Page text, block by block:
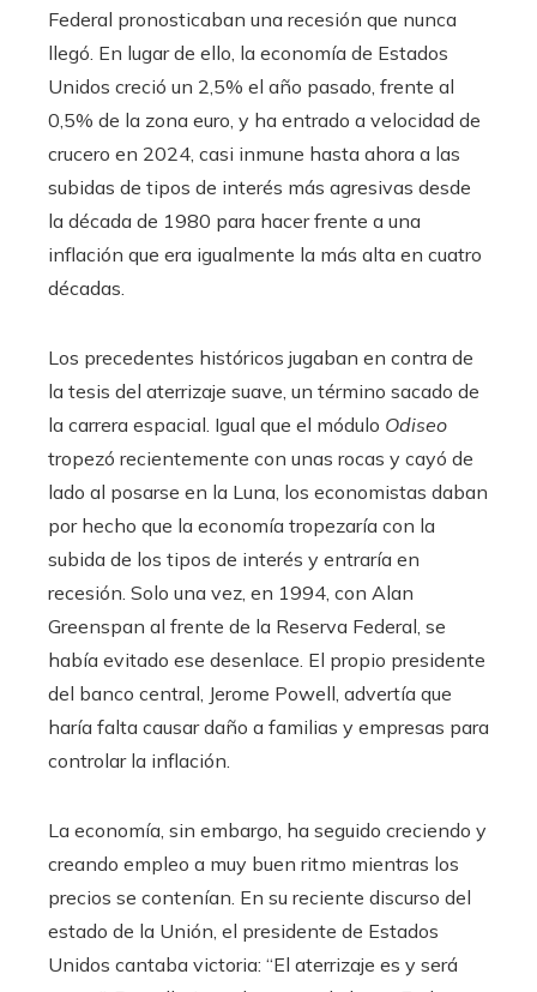
Federal pronosticaban una recesión que nunca
llegó. En lugar de ello, la economía de Estados
Unidos creció un 2,5% el año pasado, frente al
0,5% de la zona euro, y ha entrado a velocidad de
crucero en 2024, casi inmune hasta ahora a las
subidas de tipos de interés más agresivas desde
la década de 1980 para hacer frente a una
inflación que era igualmente la más alta en cuatro
décadas.
Los precedentes históricos jugaban en contra de
la tesis del aterrizaje suave, un término sacado de
la carrera espacial. Igual que el módulo Odiseo
tropezó recientemente con unas rocas y cayó de
lado al posarse en la Luna, los economistas daban
por hecho que la economía tropezaría con la
subida de los tipos de interés y entraría en
recesión. Solo una vez, en 1994, con Alan
Greenspan al frente de la Reserva Federal, se
había evitado ese desenlace. El propio presidente
del banco central, Jerome Powell, advertía que
haría falta causar daño a familias y empresas para
controlar la inflación.
La economía, sin embargo, ha seguido creciendo y
creando empleo a muy buen ritmo mientras los
precios se contenían. En su reciente discurso del
estado de la Unión, el presidente de Estados
Unidos cantaba victoria: “El aterrizaje es y será